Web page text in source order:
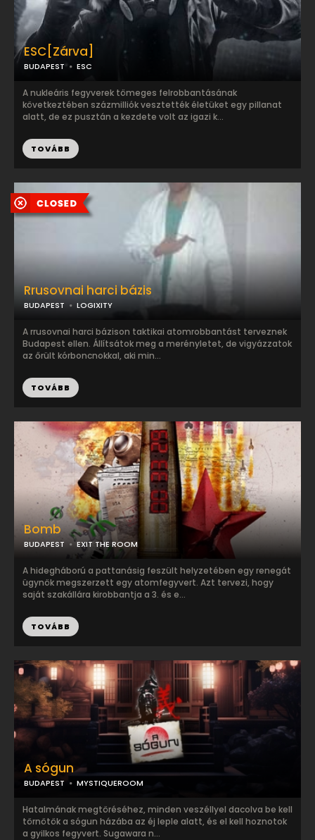
Rrusovnai harci bázis
BUDAPEST LOGIXITY
A rrusovnai harci bázison taktikai atomrobbantást terveznek
Budapest ellen. Állítsátok meg a merényletet, de vigyázzatok
az őrült kórboncnokkal, aki min...
TOVÁBB
ESC[Zárva]
BUDAPEST ESC
A nukleáris fegyverek tömeges felrobbantásának
következtében százmilliók vesztették életüket egy pillanat
alatt, de ez pusztán a kezdete volt az igazi k...
TOVÁBB
Bomb
BUDAPEST EXIT THE ROOM
A hidegháború a pattanásig feszült helyzetében egy renegát
ügynök megszerzett egy atomfegyvert. Azt tervezi, hogy
saját szakállára kirobbantja a 3. és e...
TOVÁBB
A sógun
BUDAPEST MYSTIQUEROOM
Hatalmának megtöréséhez, minden veszéllyel dacolva be kell
törnötök a sógun házába az éj leple alatt, és el kell hoznotok
a gyilkos fegyvert. Sugawara n...